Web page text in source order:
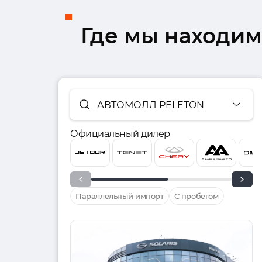
Где мы
АВТОМОЛЛ PELETON
Официальный дилер
Параллельный импорт С пробегом